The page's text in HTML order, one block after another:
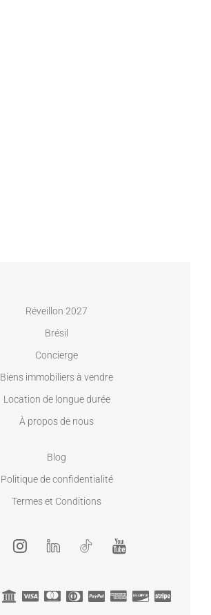
Réveillon 2027
Brésil
Concierge
Biens immobiliers à vendre
Location de longue durée
À propos de nous
Blog
Politique de confidentialité
Termes et Conditions